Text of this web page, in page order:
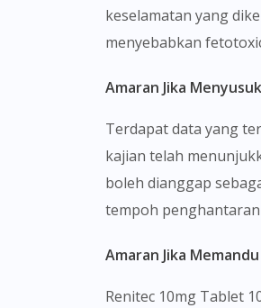
keselamatan yang
menyebabkan
Amaran Jika
Terdapat data yang
kajian telah
boleh dianggap
tempoh
Amaran Jika
Renitec 10mg Tablet